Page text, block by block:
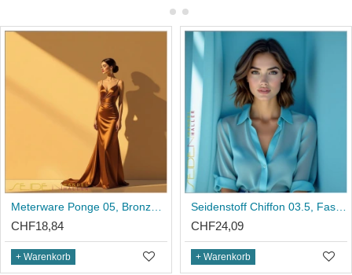
Seidenstoff Ponge 08, Fashioncolors 2025/26 in 10 Farben
CHF21,49
+ Warenkorb
Meterware Ponge 05, Bronze Brown, Fashioncolors 25/26
CHF18,84
+ Warenkorb